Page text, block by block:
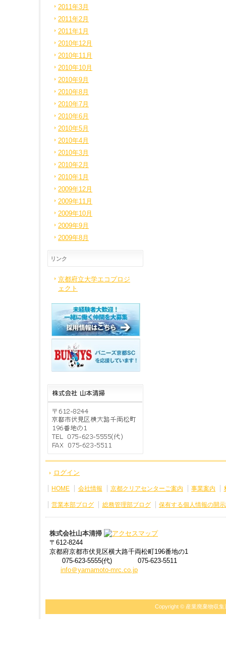
2011年3月
2011年2月
2011年1月
2010年12月
2010年11月
2010年10月
2010年9月
2010年8月
2010年7月
2010年6月
2010年5月
2010年4月
2010年3月
2010年2月
2010年1月
2009年12月
2009年11月
2009年10月
2009年9月
2009年8月
リンク
京都府立大学エコプロジ
ェクト
ログイン
HOME 会社情報 京都クリアセンターご案内 事業案内
営業本部ブログ 総務管理部ブログ 保有する個人情報の開
株式会社山本清掃
〒612-8244
京都府京都市伏見区横大路千両松町196番地の1
075-623-5555(代)
075-623-5511
info＠yamamoto-mrc.co.jp
Copyright © 産業廃棄物収